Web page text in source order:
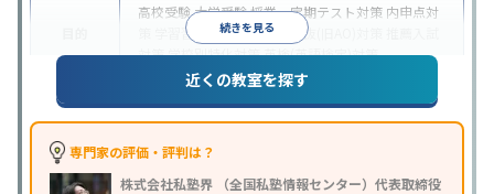
続きを見る
高校受験大学受験授業・定期テスト対策 内申点対
学習習慣の定着総合型選抜(旧AO)対策
対策学校別特化対策英検(英語検定)対策
成績保証制度あり1科目から受講可能
自習室あり
※2023年3月調査。小学校高学年の個別指導塾アンケート調査方法を参
近くの教室を探す
専門家の評価・評判は？
株式会社私塾界 （全国私塾情報センター）代表取締役